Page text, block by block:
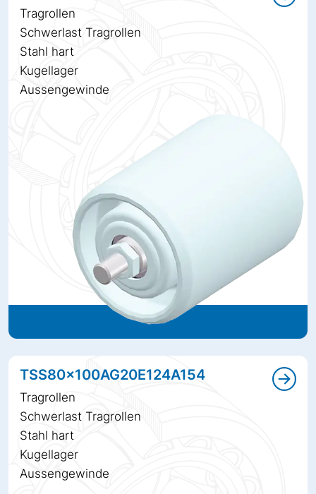
Tragrollen
Schwerlast Tragrollen
Stahl hart
Kugellager
Aussengewinde
TSS80x100AG20E124A154
Tragrollen
Schwerlast Tragrollen
Stahl hart
Kugellager
Aussengewinde